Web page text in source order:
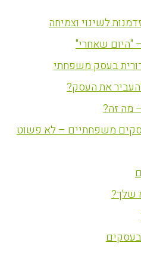
לשינוי וצמיחה
"היום שאחרי"
בעסק משפחתי
את העסק?
מה זה?
משפחתיים – לא פשוט
שלך?